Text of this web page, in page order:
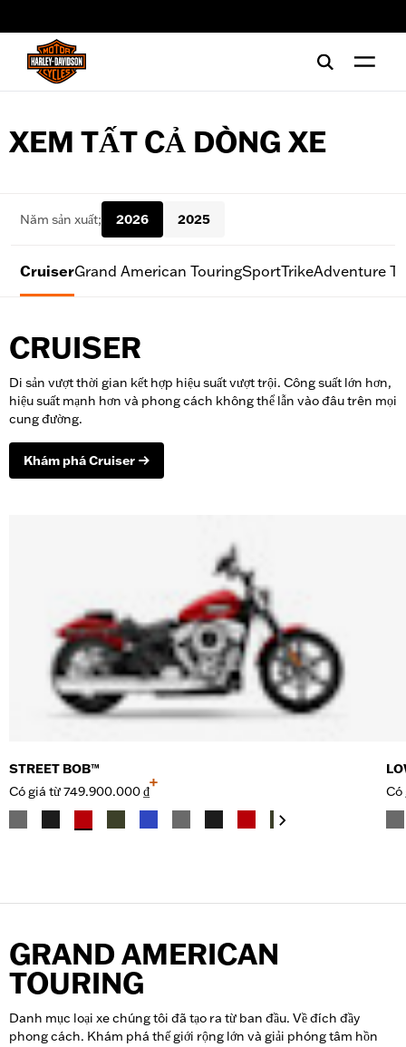
XEM TẤT CẢ DÒNG XE
CruiserGrand American TouringSportTrikeAdventure
Năm sản xuất; 2026 2025
CRUISER
Di sản vượt thời gian kết hợp hiệu suất vượt trội. Công suất lớn hơn,
hiệu suất mạnh hơn và phong cách không thể lẫn vào đâu trên mọi
cung đường.
Khám phá Cruiser
STREET BOB™
Có giá từ749.900.000 ₫
+
Có
GRAND AMERICAN
TOURING
Danh mục loại xe chúng tôi đã tạo ra từ ban đầu. Về đích đầy
phong cách. Khám phá thế giới rộng lớn và giải phóng tâm hồn